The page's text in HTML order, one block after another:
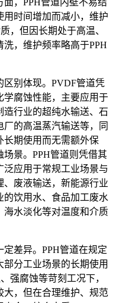
时间增加而减小，维护
，但因长期处于高温、
，维护频率略高于PPH
区别体现。PVDF管道凭
学腐蚀性能，主要应用于
造行业的超纯水输送、石
的高温蒸汽输送等，同
长期使用而无需额外保
景。PPH管道则凭借其
应用于常规工业场景与
、废液输送，新能源行业
的饮用水、食品加工废水
海水淡化等对温度和介质
差异。PPH管道在规定
分工业场景的长期使用
强腐蚀等苛刻工况下，
大，但在合理维护、规范